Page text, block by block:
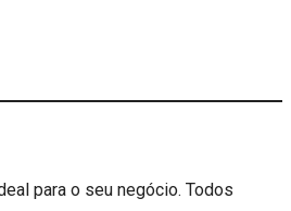
para o seu negócio. Todos